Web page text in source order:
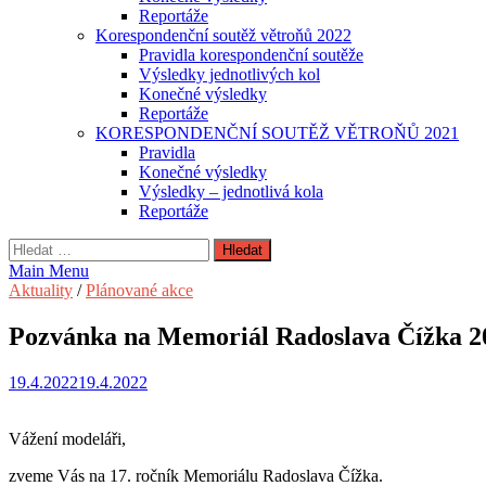
Reportáže
Korespondenční soutěž větroňů 2022
Pravidla korespondenční soutěže
Výsledky jednotlivých kol
Konečné výsledky
Reportáže
KORESPONDENČNÍ SOUTĚŽ VĚTROŇŮ 2021
Pravidla
Konečné výsledky
Výsledky – jednotlivá kola
Reportáže
Vyhledávání
Main Menu
Aktuality /Plánované akce
Pozvánka na Memoriál Radoslava Čížka
19.4.202219.4.2022
Vážení modeláři,
zveme Vás na 17. ročník Memoriálu Radoslava Čížka.